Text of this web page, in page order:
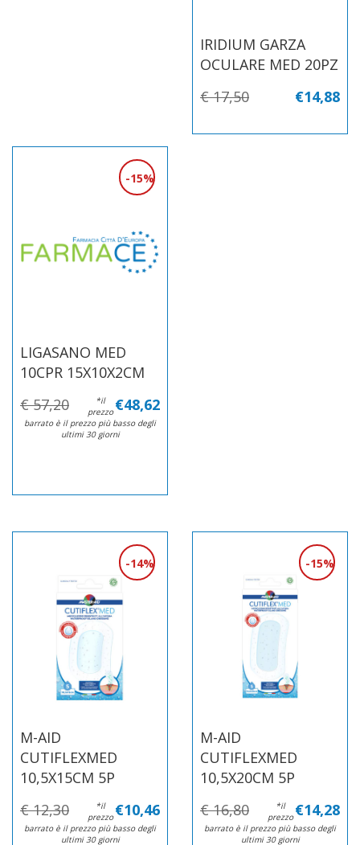
IRIDIUM GARZA
OCULARE MED 20PZ
€ 17,50 €14,88
LIGASANO MED
10CPR 15X10X2CM
15%
€ 57,20 €48,62
*il
prezzo
barrato è il prezzo più basso degli
ultimi 30 giorni
M-AID
CUTIFLEXMED
10,5X15CM 5P
14%
€ 12,30 €10,46
*il
prezzo
barrato è il prezzo più basso degli
ultimi 30 giorni
M-AID
CUTIFLEXMED
10,5X20CM 5P
15%
€ 16,80 €14,28
*il
prezzo
barrato è il prezzo più basso degli
ultimi 30 giorni